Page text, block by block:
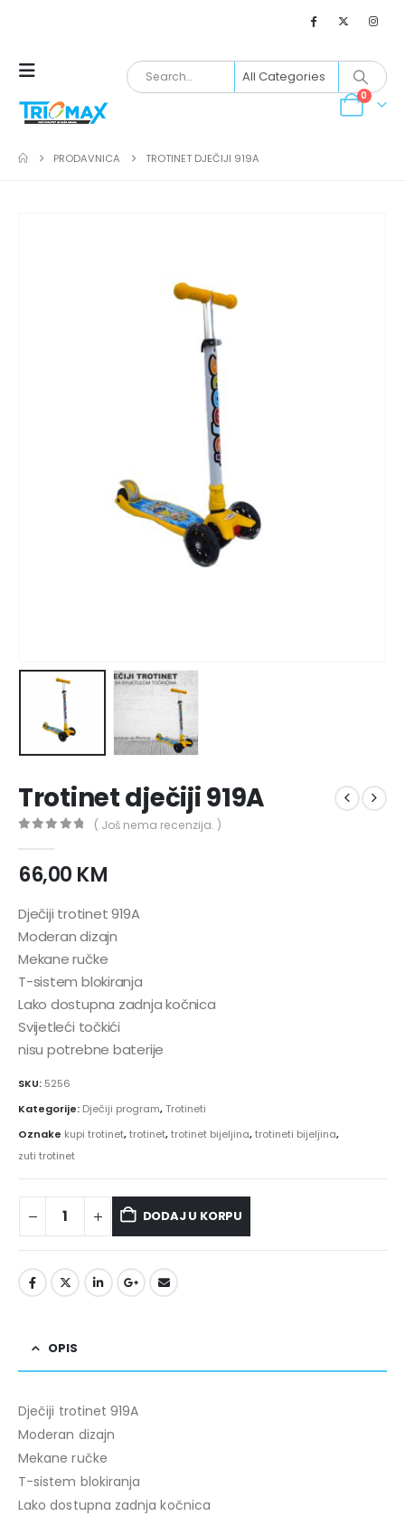
0
PRODAVNICA TROTINET DJEČIJI 919A
Trotinet dječiji 919A
( Još nema recenzija. )
66,00 KM
Dječiji trotinet 919A
Moderan dizajn
Mekane ručke
T-sistem blokiranja
Lako dostupna zadnja kočnica
Svijetleći točkići
nisu potrebne baterije
SKU: 5256
Kategorije: Dječiji program,Trotineti
Oznake kupi trotinet,trotinet,trotinet bijeljina,trotineti bijeljina,
zuti trotinet
DODAJ U KORPU
OPIS
Dječiji trotinet 919A
Moderan dizajn
Mekane ručke
T-sistem blokiranja
Lako dostupna zadnja kočnica